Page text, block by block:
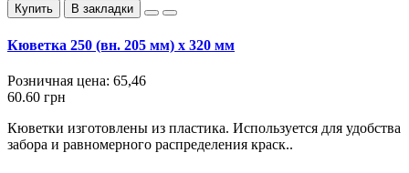
Купить В закладки
Кюветка 250 (вн. 205 мм) х 320 мм
Розничная цена: 65,46
60.60 грн
Кюветки изготовлены из пластика. Используется для удобства
забора и равномерного распределения краск..